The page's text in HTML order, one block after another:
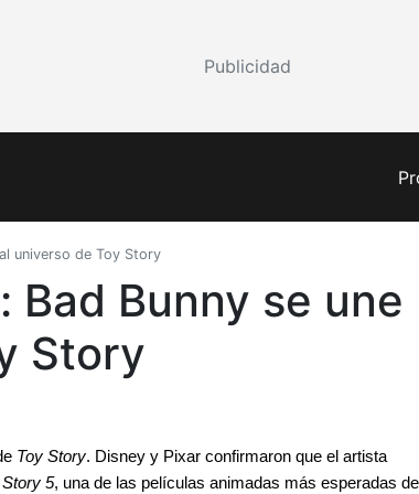
Publicidad
universo de Toy Story
Bad Bunny se une
Story
Toy Story. Disney y Pixar confirmaron que el artista
5, una de las películas animadas más esperadas de